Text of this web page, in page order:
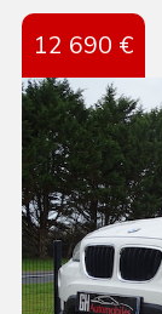
12 690 €